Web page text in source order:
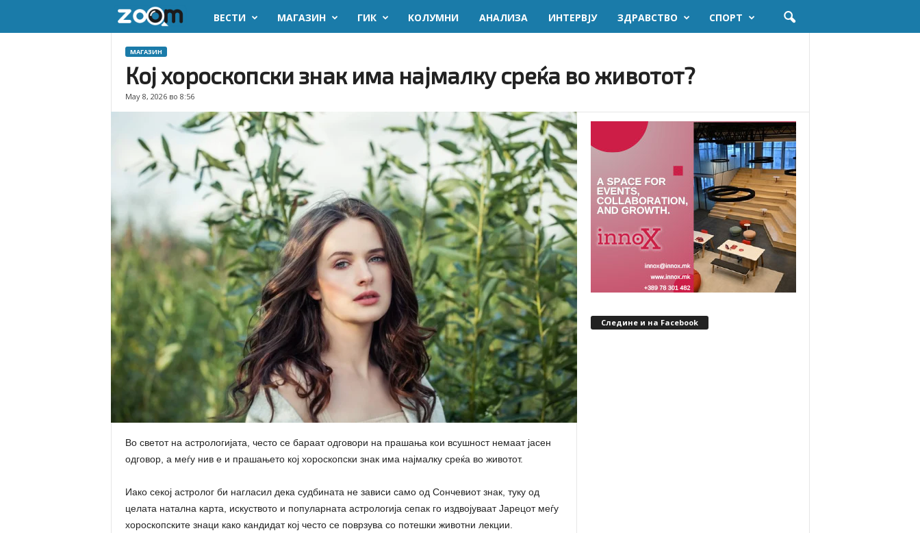
o
.
m
k
ВЕСТИ МАГАЗИН ГИК KОЛУМНИ AНАЛИЗА ИНТЕРВЈУ ЗДРАВСТВО СПОРТ
МАГАЗИН
Кој хороскопски знак има најмалку среќа во животот?
May 8, 2026 во 8:56
Во светот на астрологијата, често се бараат одговори на прашања кои всушност немаат јасен
одговор, а меѓу нив е и прашањето кој хороскопски знак има најмалку среќа во животот.
Иако секој астролог би нагласил дека судбината не зависи само од Сончевиот знак, туку од
целата натална карта, искуството и популарната астрологија сепак го издвојуваат Јарецот меѓу
хороскопските знаци како кандидат кој често се поврзува со потешки животни лекции.
Следине и на Facebook